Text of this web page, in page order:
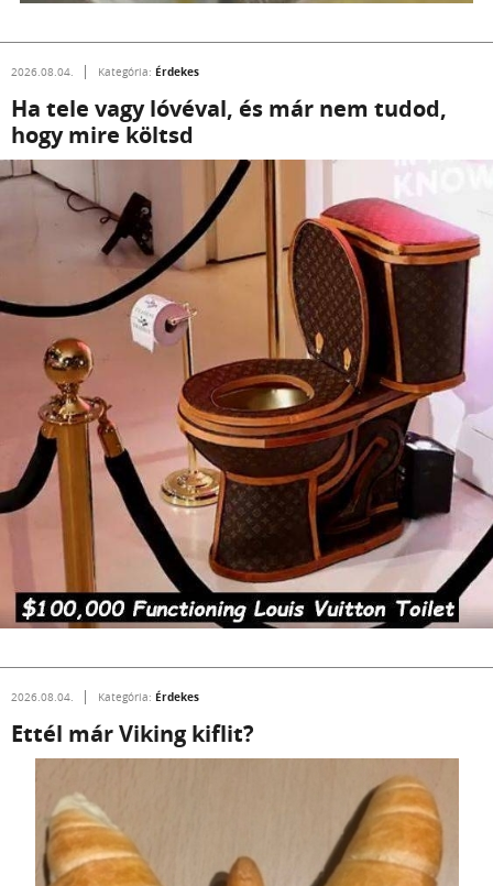
2026.08.04. Kategória: Érdekes
Ha tele vagy lóvéval, és már nem tudod,
hogy mire költsd
2026.08.04. Kategória: Érdekes
Ettél már Viking kiflit?